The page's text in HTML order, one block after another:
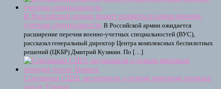
В Российской армии может появиться новая военно-
учетная специальность В Российской армии ожидается
расширение перечня военно-учетных специальностей (ВУС),
рассказал генеральный директор Центра комплексных беспилотных
решений (ЦКБР) Дмитрий Кузякин. По […]
Союзники США заговорили о новом мировом порядке
после Трампа